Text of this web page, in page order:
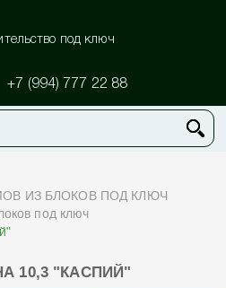
под ключ
+7 (994) 777 22 88
ИЗ БЛОКОВ ПОД КЛЮЧ
под ключ
10,3 "КАСПИЙ"